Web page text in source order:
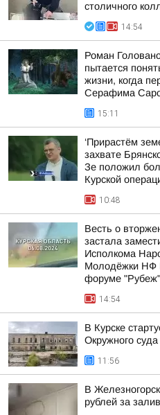
столичного
14:54
Роман
пытается
жизни, когда
Серафима
15:11
‘Прирастём
захвате
Зе положил
Курской
10:48
Весть о
застала
Исполкома
Молодёжки НФ
форуме
14:54
В Курске
Окружного
11:56
В
рублей за